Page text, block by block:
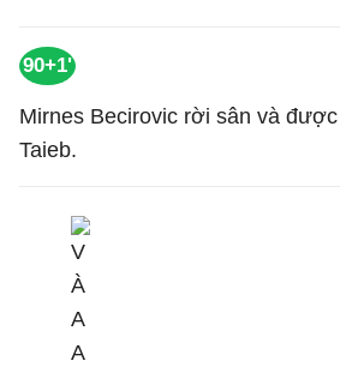
90+1'
Mirnes Becirovic rời sân và
Taieb.